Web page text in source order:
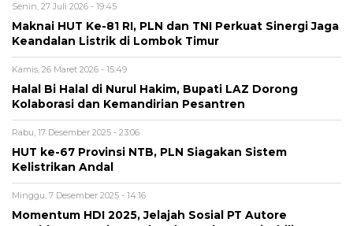
Senin, 27 Juli 2026 - 19:45
Maknai HUT Ke-81 RI, PLN dan TNI Perkuat Sinergi Jaga
Keandalan Listrik di Lombok Timur
Kamis, 26 Maret 2026 - 15:49
Halal Bi Halal di Nurul Hakim, Bupati LAZ Dorong
Kolaborasi dan Kemandirian Pesantren
Rabu, 17 Desember 2025 - 23:06
HUT ke-67 Provinsi NTB, PLN Siagakan Sistem
Kelistrikan Andal
Minggu, 7 Desember 2025 - 14:16
Momentum HDI 2025, Jelajah Sosial PT Autore